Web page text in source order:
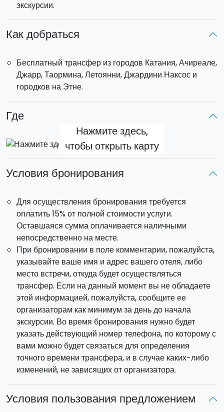
экскурсии.
Как добраться
Бесплатный трансфер из городов Катания, Ачиреале,
Джарр, Таормина, Летоянни, Джардини Наксос и
городков на Этне.
Где
Нажмите здесь,
чтобы открыть карту
Условия бронирования
Для осуществления бронирования требуется
оплатить 15% от полной стоимости услуги.
Оставшаяся сумма оплачивается наличными
непосредственно на месте.
При бронировании в поле комментарии, пожалуйста,
указывайте ваше имя и адрес вашего отеля, либо
место встречи, откуда будет осуществляться
трансфер. Если на данный момент вы не обладаете
этой информацией, пожалуйста, сообщите ее
организаторам как минимум за день до начала
экскурсии. Во время бронирования нужно будет
указать действующий номер телефона, по которому с
вами можно будет связаться для определения
точного времени трансфера, и в случае каких-либо
изменений, не зависящих от организатора.
Условия пользования предложением